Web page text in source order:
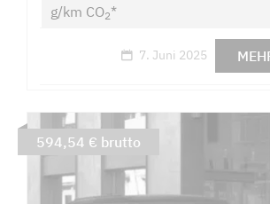
g/km CO2*
7. Juni 2025
594,54 € brutto